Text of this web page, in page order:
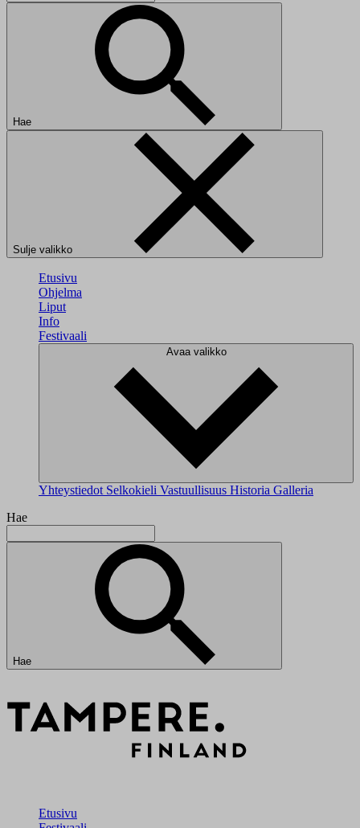
Hae
Sulje valikko
Etusivu
Ohjelma
Liput
Info
Festivaali
Avaa valikko
Yhteystiedot Selkokieli Vastuullisuus Historia Galleria
Hae
Hae
Etusivu